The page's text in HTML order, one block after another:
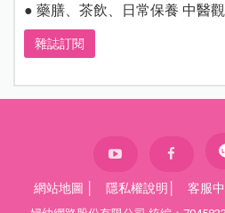
● 藥膳、茶飲、日常保養 中醫
雜誌訂閱
網站地圖 隱私權說明 客服